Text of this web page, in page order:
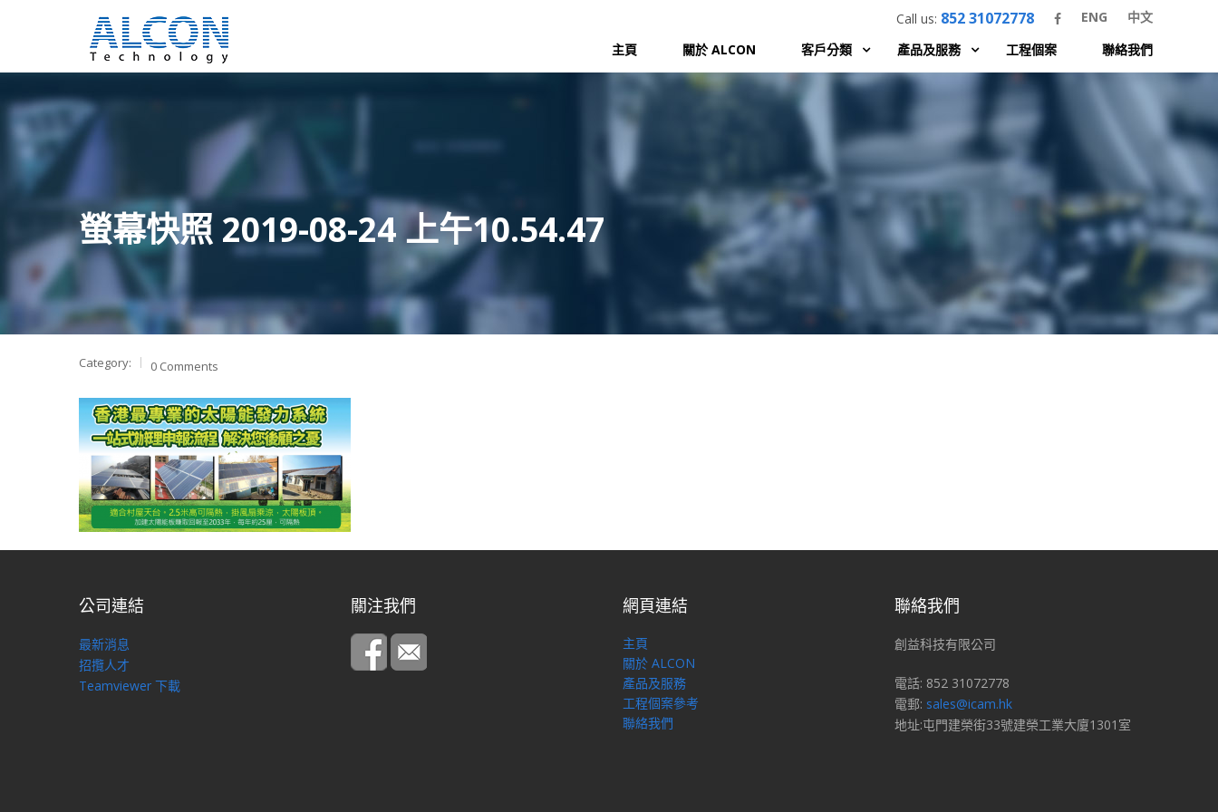
Call us: 852 31072778 ENG
中文
主頁
關於 ALCON 客戶分類 產品及服務 工程個案 聯絡我們
螢幕快照 2019-08-24 上午10.54.47
Category: 0 Comments
公司連結
最新消息
招攬人才
Teamviewer 下載
關注我們 網頁連結
主頁
關於 ALCON
產品及服務
工程個案參考
聯絡我們
聯絡我們
創益科技有限公司
電話: 852 31072778
電郵: sales@icam.hk
地址:屯門建榮街33號建榮工業大廈1301室